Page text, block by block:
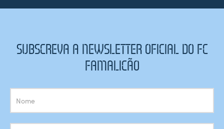
SUBSCREVA A NEWSLETTER OFICIAL DO FC
FAMALICÃO
Subscrição
Newsletter